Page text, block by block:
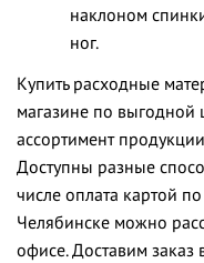
наклоном
ног.
Купить расходные
магазине по
ассортимент
Доступны разные
числе оплата картой
Челябинске можно
офисе. Доставим